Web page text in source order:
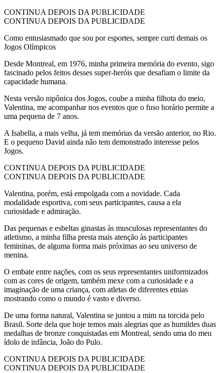
CONTINUA DEPOIS DA PUBLICIDADE
CONTINUA DEPOIS DA PUBLICIDADE
Como entusiasmado que sou por esportes, sempre curti demais os
Jogos Olímpicos
Desde Montreal, em 1976, minha primeira memória do evento, sigo
fascinado pelos feitos desses super-heróis que desafiam o limite da
capacidade humana.
Nesta versão nipônica dos Jogos, coube a minha filhota do meio,
Valentina, me acompanhar nos eventos que o fuso horário permite a
uma pequena de 7 anos.
A Isabella, a mais velha, já tem memórias da versão anterior, no Rio.
E o pequeno David ainda não tem demonstrado interesse pelos
Jogos.
CONTINUA DEPOIS DA PUBLICIDADE
CONTINUA DEPOIS DA PUBLICIDADE
Valentina, porém, está empolgada com a novidade. Cada
modalidade esportiva, com seus participantes, causa a ela
curiosidade e admiração.
Das pequenas e esbeltas ginastas às musculosas representantes do
atletismo, a minha filha presta mais atenção às participantes
femininas, de alguma forma mais próximas ao seu universo de
menina.
O embate entre nações, com os seus representantes uniformizados
com as cores de origem, também mexe com a curiosidade e a
imaginação de uma criança, com atletas de diferentes etnias
mostrando como o mundo é vasto e diverso.
De uma forma natural, Valentina se juntou a mim na torcida pelo
Brasil. Sorte dela que hoje temos mais alegrias que as humildes duas
medalhas de bronze conquistadas em Montreal, sendo uma do meu
ídolo de infância, João do Pulo.
CONTINUA DEPOIS DA PUBLICIDADE
CONTINUA DEPOIS DA PUBLICIDADE